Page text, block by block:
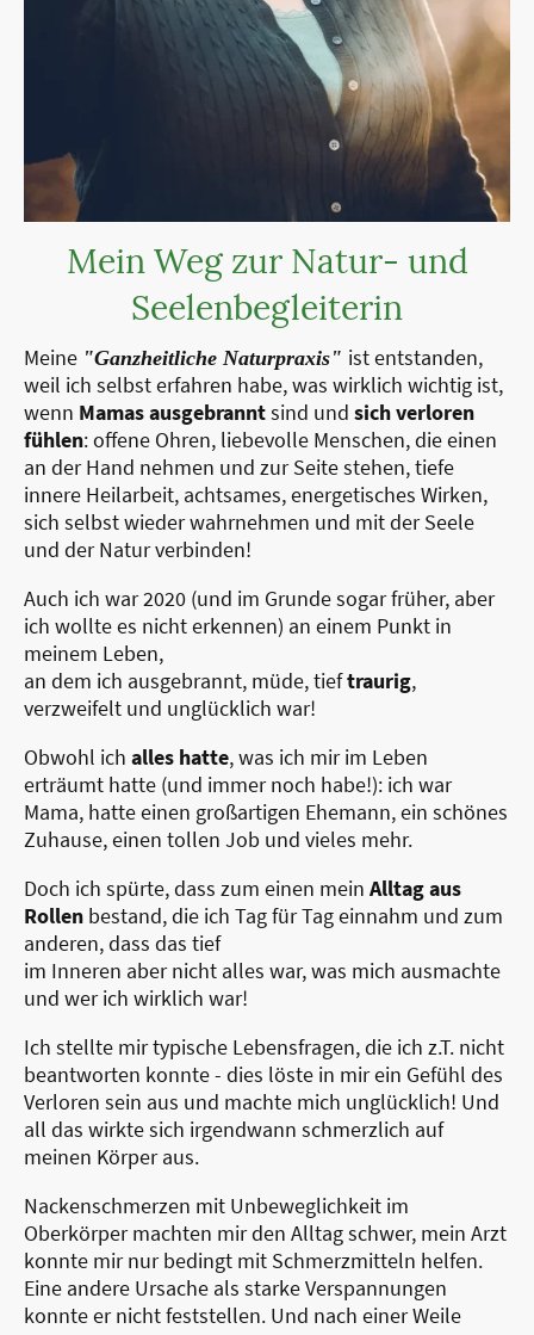
Mein Weg zur Natur- und
Seelenbegleiterin
Meine "Ganzheitliche Naturpraxis" ist entstanden,
weil ich selbst erfahren habe, was wirklich wichtig ist,
wenn Mamasausgebranntsind und sich verloren
fühlen: offene Ohren, liebevolle Menschen, die einen
an der Hand nehmen und zur Seite stehen, tiefe
innere Heilarbeit, achtsames, energetisches Wirken,
sich selbst wieder wahrnehmen und mit der Seele
und der Natur verbinden!
Auch ich war 2020 (und im Grunde sogar früher, aber
ich wollte es nicht erkennen) an einem Punkt in
meinem Leben,
an dem ich ausgebrannt, müde, tieftraurig,
verzweifelt und unglücklich war!
Obwohl ich alles hatte, was ich mir im Leben
erträumt hatte (und immer noch habe!): ich war
Mama, hatte einen großartigen Ehemann, ein schönes
Zuhause, einen tollen Job und vieles mehr.
Doch ich spürte, dass zum einen mein Alltag aus
Rollen bestand, die ich Tag für Tag einnahm und zum
anderen, dass das tief
im Inneren aber nicht alles war, was mich ausmachte
und wer ich wirklich war!
Ich stellte mir typische Lebensfragen, die ich z.T. nicht
beantworten konnte - dies löste in mir ein Gefühl des
Verloren sein aus und machte mich unglücklich! Und
all das wirkte sich irgendwann schmerzlich auf
meinen Körper aus.
Nackenschmerzen mit Unbeweglichkeit im
Oberkörper machten mir den Alltag schwer, mein Arzt
konnte mir nur bedingt mit Schmerzmitteln helfen.
Eine andere Ursache als starke Verspannungen
konnte er nicht feststellen. Und nach einer Weile